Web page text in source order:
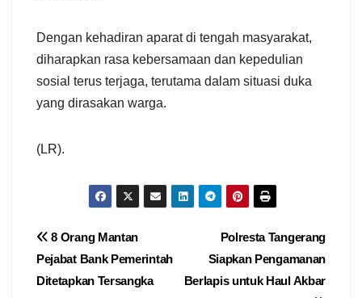
Dengan kehadiran aparat di tengah masyarakat,
diharapkan rasa kebersamaan dan kepedulian
sosial terus terjaga, terutama dalam situasi duka
yang dirasakan warga.
(LR).
Navigasi
pos
Polresta Tangerang
Siapkan Pengamanan
Berlapis untuk Haul Akbar
8 Orang Mantan
Pejabat Bank Pemerintah
Ditetapkan Tersangka